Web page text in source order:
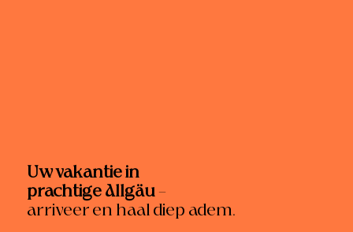
Uw vakantie in
prachtige Allgäu–
arriveer en haal diep adem.